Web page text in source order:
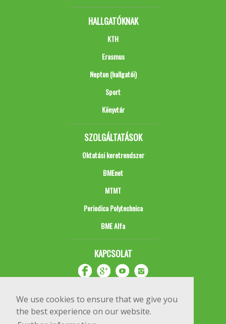
We use cookies to ensure that we give you
the best experience on our website.
HALLGATÓKNAK
KTH
Erasmus
Neptun (hallgatói)
Sport
Könyvtár
SZOLGÁLTATÁSOK
Oktatási keretrendszer
BMEnet
MTMT
Periodica Polytechnica
BME Alfa
KAPCSOLAT